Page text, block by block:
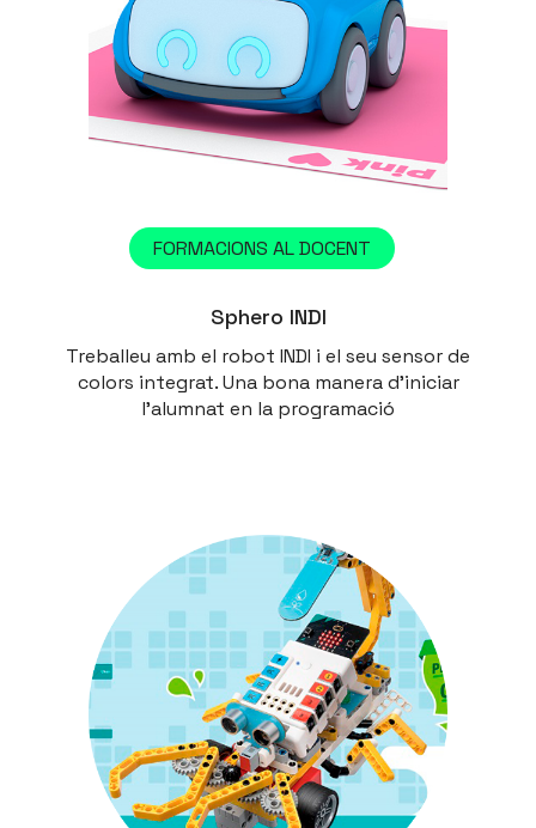
FORMACIONS AL DOCENT
Sphero INDI
Treballeu amb el robot INDI i el seu sensor de
colors integrat. Una bona manera d'iniciar
l'alumnat en la programació